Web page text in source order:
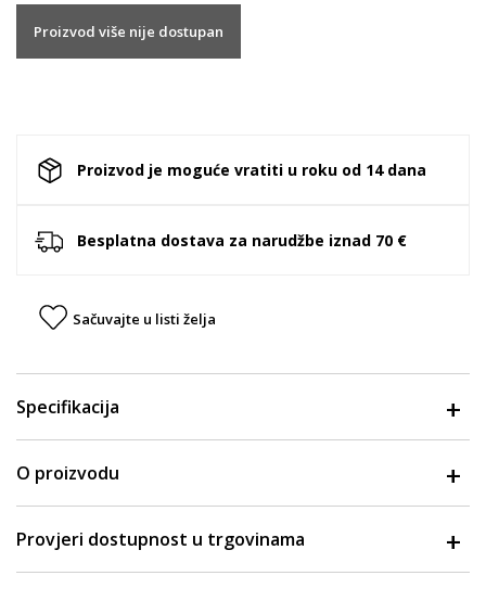
Proizvod više nije dostupan
Proizvod je moguće vratiti u roku od 14 dana
Besplatna dostava za narudžbe iznad 70 €
Sačuvajte u listi želja
Specifikacija
O proizvodu
Provjeri dostupnost u trgovinama